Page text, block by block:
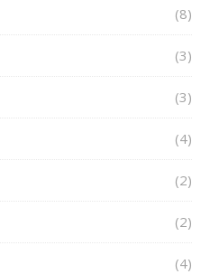
(8)
(3)
(3)
(4)
(2)
(2)
(4)